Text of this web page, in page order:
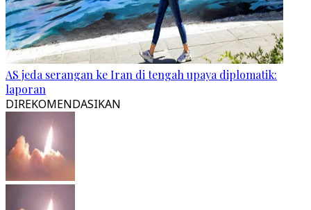
AS jeda serangan ke Iran di tengah upaya diplomatik:
laporan
DIREKOMENDASIKAN